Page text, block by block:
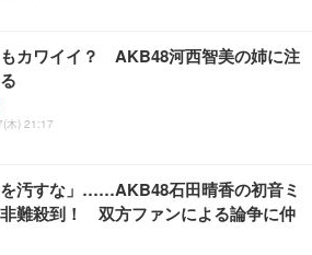
カワイイ？ AKB48河西智美の姉に注
木) 21:17
を汚すな」……AKB48石田晴香の初音ミ
難殺到！ 双方ファンによる論争に仲